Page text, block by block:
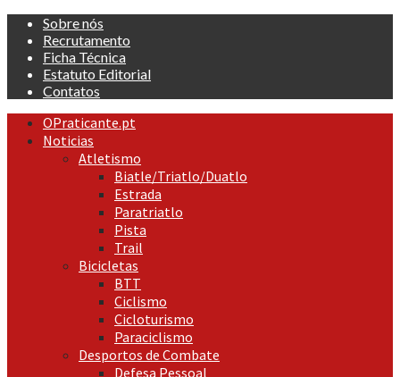
Skip
content
Sobre nós
Recrutamento
Ficha Técnica
Estatuto Editorial
Contatos
Primary
Menu
OPraticante.pt
Noticias
Atletismo
Biatle/Triatlo/Duatlo
Estrada
Paratriatlo
Pista
Trail
Bicicletas
BTT
Ciclismo
Cicloturismo
Paraciclismo
Desportos de Combate
Defesa Pessoal